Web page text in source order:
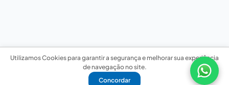
Utilizamos Cookies para garantir a segurança e melhorar sua experiência
de navegação no site.
Concordar